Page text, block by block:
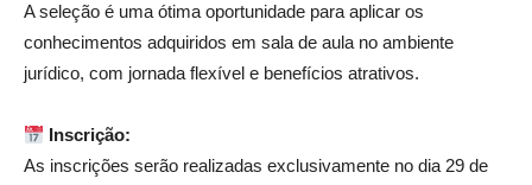
A seleção é uma ótima oportunidade para aplicar os
conhecimentos adquiridos em sala de aula no ambiente
jurídico, com jornada flexível e benefícios atrativos.
Inscrição:
As inscrições serão realizadas exclusivamente no dia 29 de